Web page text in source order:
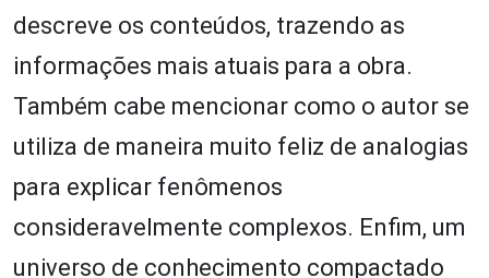
descreve os conteúdos, trazendo as
informações mais atuais para a obra.
Também cabe mencionar como o autor se
utiliza de maneira muito feliz de analogias
para explicar fenômenos
consideravelmente complexos. Enfim, um
universo de conhecimento compactado